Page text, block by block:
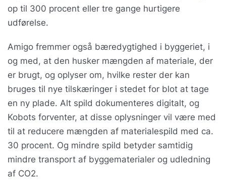
op til 300 procent eller tre gange hurtigere
udførelse.
Amigo fremmer også bæredygtighed i byggeriet, i
og med, at den husker mængden af materiale, der
er brugt, og oplyser om, hvilke rester der kan
bruges til nye tilskæringer i stedet for blot at tage
en ny plade. Alt spild dokumenteres digitalt, og
Kobots forventer, at disse oplysninger vil være med
til at reducere mængden af materialespild med ca.
30 procent. Og mindre spild betyder samtidig
mindre transport af byggematerialer og udledning
af CO2.